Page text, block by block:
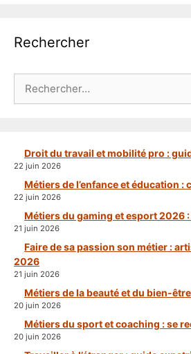
Rechercher
Droit du travail et mobilité pro :
22 juin 2026
Métiers de l’enfance et éducation :
22 juin 2026
Métiers du gaming et esport 2026
21 juin 2026
Faire de sa passion son métier :
2026
21 juin 2026
Métiers de la beauté et du bien-
20 juin 2026
Métiers du sport et coaching : se
20 juin 2026